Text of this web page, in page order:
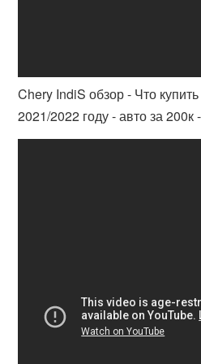
Chery IndiS обзор - Что
2021/2022 году - авто за 200к